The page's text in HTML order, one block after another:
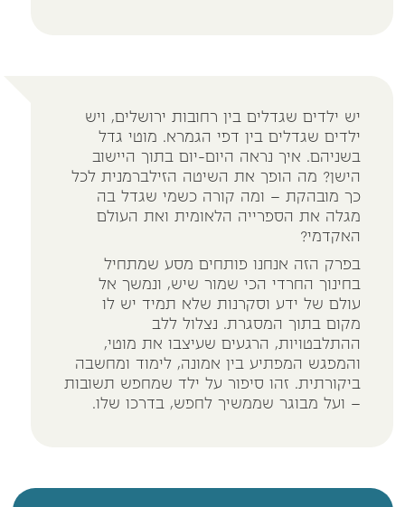
יש ילדים שגדלים בין רחובות ירושלים, ויש
ילדים שגדלים בין דפי הגמרא. מוטי גדל
בשניהם. איך נראה היום-יום בתוך היישוב
הישן? מה הופך את השיטה הזילברמנית לכל
כך מובהקת – ומה קורה כשמי שגדל בה
מגלה את הספרייה הלאומית ואת העולם
האקדמי?
בפרק הזה אנחנו פותחים מסע שמתחיל
בחינוך החרדי הכי שמור שיש, ונמשך אל
עולם של ידע וסקרנות שלא תמיד יש לו
מקום בתוך המסגרת. נצלול ללב
ההתלבטויות, הרגעים שעיצבו את מוטי,
והמפגש המפתיע בין אמונה, לימוד ומחשבה
ביקורתית. זהו סיפור על ילד שמחפש תשובות
– ועל מבוגר שממשיך לחפש, בדרכו שלו.